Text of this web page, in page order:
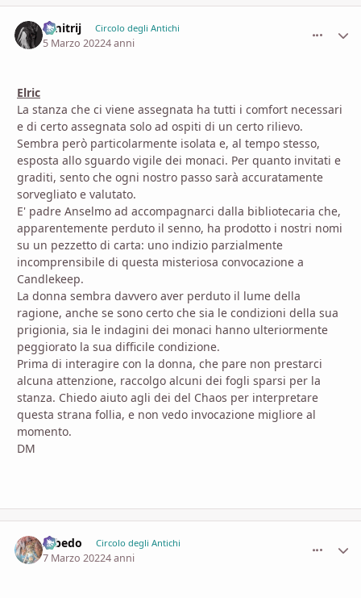
Dmitrij Circolo degli Antichi
5 Marzo 20224 anni
Elric
La stanza che ci viene assegnata ha tutti i comfort necessari
e di certo assegnata solo ad ospiti di un certo rilievo.
Sembra però particolarmente isolata e, al tempo stesso,
esposta allo sguardo vigile dei monaci. Per quanto invitati e
graditi, sento che ogni nostro passo sarà accuratamente
sorvegliato e valutato.
E' padre Anselmo ad accompagnarci dalla bibliotecaria che,
apparentemente perduto il senno, ha prodotto i nostri nomi
su un pezzetto di carta: uno indizio parzialmente
incomprensibile di questa misteriosa convocazione a
Candlekeep.
La donna sembra davvero aver perduto il lume della
ragione, anche se sono certo che sia le condizioni della sua
prigionia, sia le indagini dei monaci hanno ulteriormente
peggiorato la sua difficile condizione.
Prima di interagire con la donna, che pare non prestarci
alcuna attenzione, raccolgo alcuni dei fogli sparsi per la
stanza. Chiedo aiuto agli dei del Chaos per interpretare
questa strana follia, e non vedo invocazione migliore al
momento.
DM
Albedo Circolo degli Antichi
7 Marzo 20224 anni